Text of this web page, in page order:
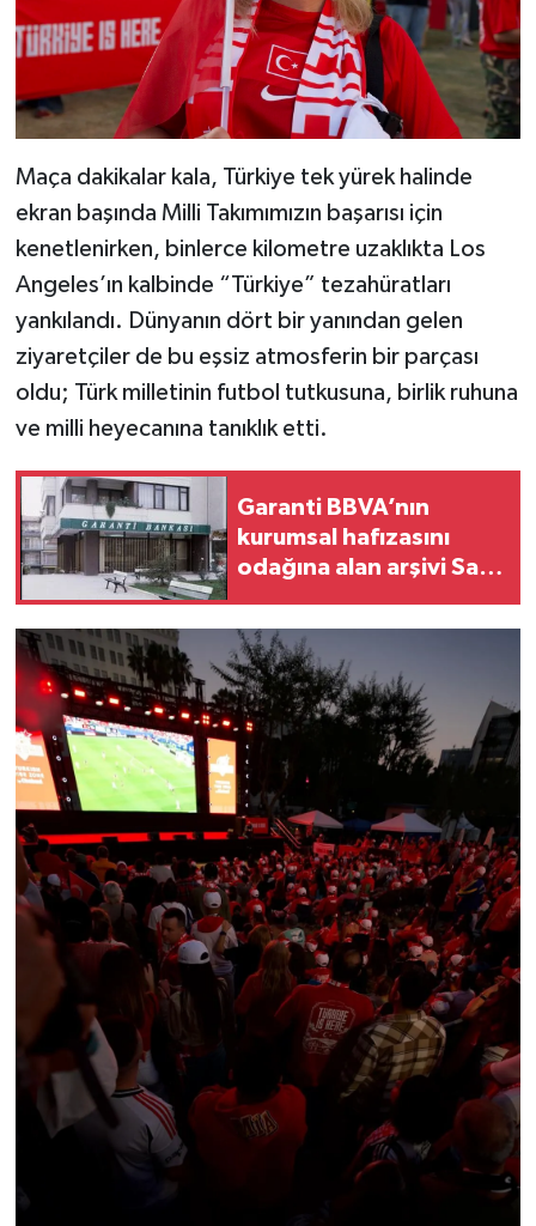
Maça dakikalar kala, Türkiye tek yürek halinde
ekran başında Milli Takımımızın başarısı için
kenetlenirken, binlerce kilometre uzaklıkta Los
Angeles’ın kalbinde “Türkiye” tezahüratları
yankılandı. Dünyanın dört bir yanından gelen
ziyaretçiler de bu eşsiz atmosferin bir parçası
oldu; Türk milletinin futbol tutkusuna, birlik ruhuna
ve milli heyecanına tanıklık etti.
Garanti BBVA’nın
kurumsal hafızasını
odağına alan arşivi Salt
erişime açıldı.